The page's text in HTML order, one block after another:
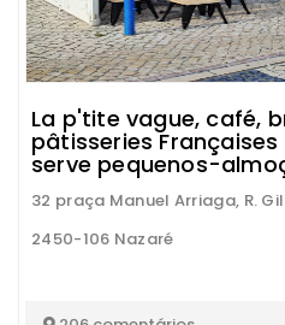
La p'tite vague, café,
pâtisseries
serve pequenos-
32 praça Manuel Arriaga, R.
2450-106 Nazaré